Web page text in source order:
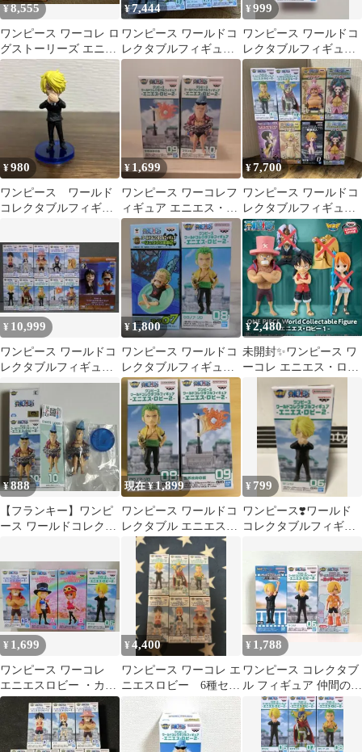
¥8,555
ワンピース ワーコレ ロ
グストーリーズ エニエ
スロビー
¥7,444
ワンピース ワールドコ
レクタブルフィギュア
エニエス エニエス・ロ
ビー
¥999
ワンピース ワールドコ
レクタブルフィギュア
サンジ エニエス・ロビ
ー2 未開封
¥980
ワンピース ワールド
コレクタブルフィギュ
¥ 1,699
ワンピース ワーコレフ
ィギュア エニエス・ロ
ビー世界政府の旗 フラ
ンキー 箱無し
¥7,700
ワンピース ワールドコ
レクタブルフィギュア
8点セット
¥ 10,999
ワンピース ワールドコ
レクタブルフィギュア
エニエスロビー コンプ
リートセット
¥ 1,800
ワンピース ワールドコ
レクタブルフィギュア
ロロノア・ゾロ 2体セ
ット
¥2,480
未開封✨️​ワンピース ワ
ーコレ エニエス・ロビ
ー1 ルフィ＆チョッパ
¥888
【フランキー】ワンピ
ース ワールドコレクタ
現在 ¥1,899
ワンピース ワールドコ
レクタブル エニエス・
ロビー2 08 09
¥ 799
ワンピース❣️ワールド
コレクタブルフィギュ
¥ 1,699
ワンピース ワーコレ
エニエスロビー ・カマ
バッカ王国
¥4,400
ワンピース ワーコレ エ
ニエスロビー 6種セッ
ト
¥ 1,788
ワンピース コレクタブ
ル フィギュア 仲間の印
エニエスロビー サンジ
ワーコレ